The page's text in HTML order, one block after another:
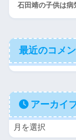
石田靖の子供は病
最近のコメ
アーカイ